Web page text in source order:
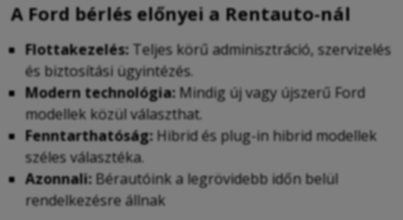
A Ford bérlés előnyei a Rentauto-nál
Flottakezelés: Teljes körű adminisztráció, szervizelés
és biztosítási ügyintézés.
Modern technológia: Mindig új vagy újszerű Ford
modellek közül választhat.
Fenntarthatóság: Hibrid és plug-in hibrid modellek
széles választéka.
Azonnali: Bérautóink a legrövidebb időn belül
rendelkezésre állnak